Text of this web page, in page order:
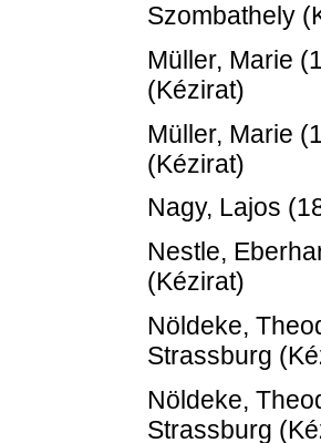
Szombathely
Müller, Marie
(Kézirat)
Müller, Marie
(Kézirat)
Nagy, Lajos
Nestle,
(Kézirat)
Nöldeke,
Strassburg
Nöldeke,
Strassburg